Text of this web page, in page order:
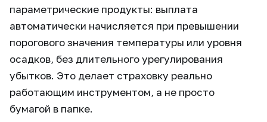
параметрические продукты: выплата
автоматически начисляется при превышении
порогового значения температуры или уровня
осадков, без длительного урегулирования
убытков. Это делает страховку реально
работающим инструментом, а не просто
бумагой в папке.